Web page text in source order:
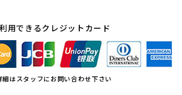
用できるクレジットカード
はスタッフにお問い合わせ下さい